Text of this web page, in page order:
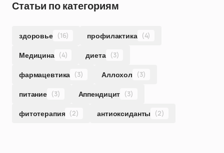
Статьи по категориям
здоровье (16) профилактика (4)
Медицина (4) диета (3)
фармацевтика (3) Аллохол (3)
питание (3) Аппендицит (3)
фитотерапия (2) антиоксиданты (2)